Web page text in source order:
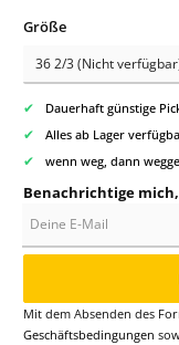
Größeauswählen
✔ Dauerhaft günstige
✔ Alles ab Lager
✔ wenn weg, dann
Benachrichtige
Mit dem Absenden des
Geschäftsbedingungen